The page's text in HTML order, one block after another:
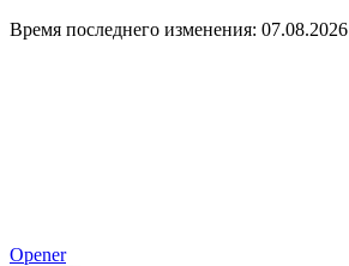
Время последнего изменения:
Opener